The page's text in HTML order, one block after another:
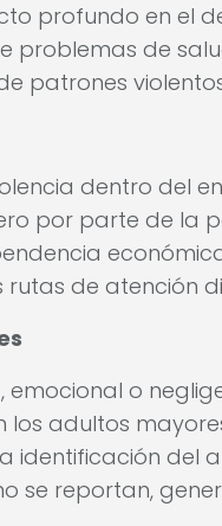
profundo en el
problemas de
patrones
dentro del
por parte de la
de atención
o
adultos
identificación del
se reportan,